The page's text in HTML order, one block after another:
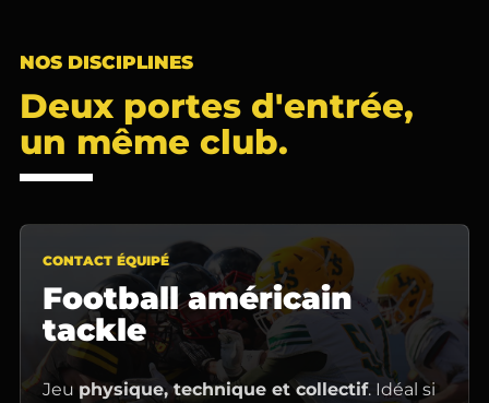
NOS DISCIPLINES
Deux portes d'entrée,
un même club.
CONTACT ÉQUIPÉ
Football américain
tackle
Jeu physique, technique et collectif. Idéal si